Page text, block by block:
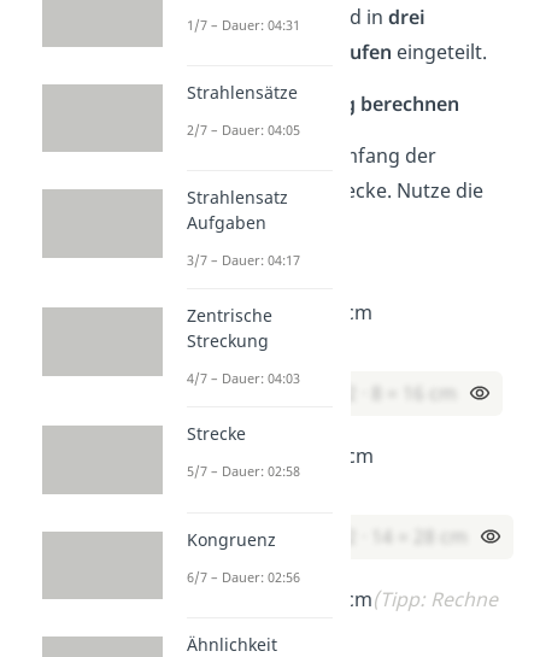
Die Aufgaben sind in drei
Schwierigkeitsstufen eingeteilt.
Leicht — Umfang berechnen
Berechne den Umfang der
folgenden Rechtecke. Nutze die
Formel:
U = 2 · (a + b)
a) a = 5 cm, b = 3 cm
Lösung:
U = 2 · (5 + 3) = 2 · 8 = 16 cm
b) a = 7 cm, b = 7 cm
U = 2 · (7 + 7) = 2 · 14 = 28 cm
c) a = 1 m, b = 40 cm(Tipp: Rechne
alles in cm um.)
1/7 – Dauer: 04:31
Strahlensätze
2/7 – Dauer: 04:05
Strahlensatz
Aufgaben
3/7 – Dauer: 04:17
Zentrische
Streckung
4/7 – Dauer: 04:03
Strecke
5/7 – Dauer: 02:58
Kongruenz
6/7 – Dauer: 02:56
Ähnlichkeit